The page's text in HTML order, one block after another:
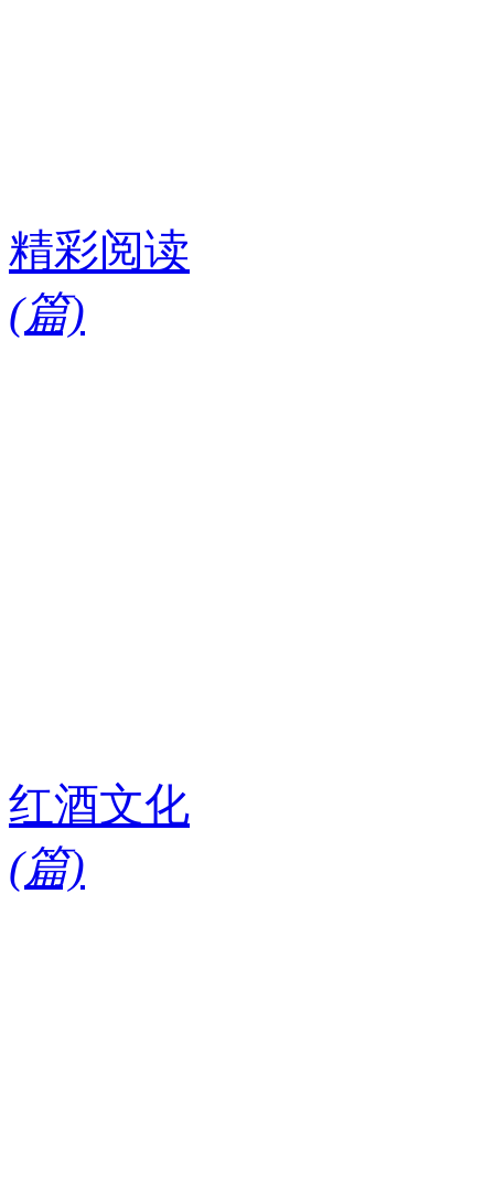
精彩阅读
(篇)
红酒文化
(篇)